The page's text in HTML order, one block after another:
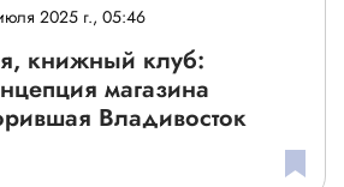
2025 г., 05:46
книжный клуб:
магазина
Владивосток